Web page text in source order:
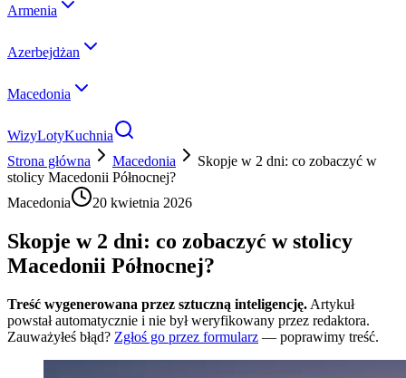
Armenia
Azerbejdżan
Macedonia
WizyLotyKuchnia
Strona główna
Macedonia
Skopje w 2 dni: co zobaczyć w
stolicy Macedonii Północnej?
Macedonia
20 kwietnia 2026
Skopje w 2 dni: co zobaczyć w stolicy
Macedonii Północnej?
Treść wygenerowana przez sztuczną inteligencję. Artykuł
powstał automatycznie i nie był weryfikowany przez redaktora.
Zauważyłeś błąd? Zgłoś go przez formularz — poprawimy treść.